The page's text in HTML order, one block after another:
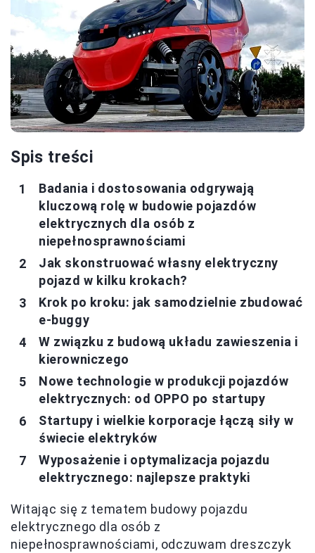
Spis treści
Badania i dostosowania odgrywają
kluczową rolę w budowie pojazdów
elektrycznych dla osób z
niepełnosprawnościami
Jak skonstruować własny elektryczny
pojazd w kilku krokach?
Krok po kroku: jak samodzielnie zbudować
e-buggy
W związku z budową układu zawieszenia i
kierowniczego
Nowe technologie w produkcji pojazdów
elektrycznych: od OPPO po startupy
Startupy i wielkie korporacje łączą siły w
świecie elektryków
Wyposażenie i optymalizacja pojazdu
elektrycznego: najlepsze praktyki
Witając się z tematem budowy pojazdu
elektrycznego dla osób z
niepełnosprawnościami, odczuwam dreszczyk